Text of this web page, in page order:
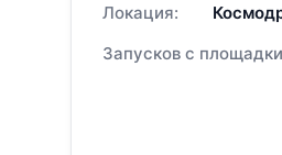
Локация:
Запусков с